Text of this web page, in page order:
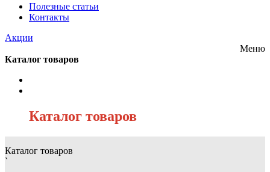
Полезные статьи
Контакты
Акции
Меню
Каталог товаров
Каталог товаров
Каталог товаров
`